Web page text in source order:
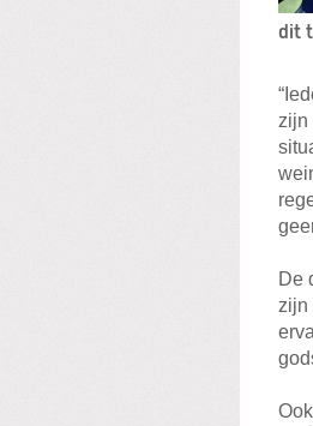
dit
zijn
De
zijn